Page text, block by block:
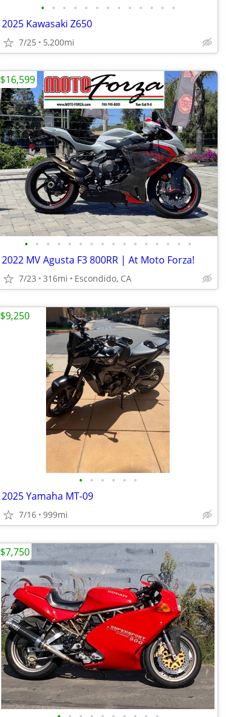
• • • • • • • • • • • • •
2025 Kawasaki Z650
7/25 5,200mi
• • • • • • • • • • • • • • • •
2022 MV Agusta F3 800RR | At Moto Forza!
7/23 316mi Escondido, CA
$16,599
• • • • • •
2025 Yamaha MT-09
7/16 999mi
$9,250
$7,750